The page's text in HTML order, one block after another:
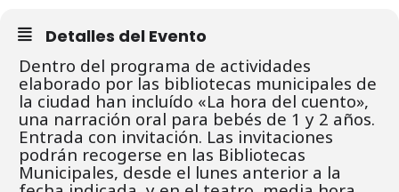
Detalles del Evento
Dentro del programa de actividades
elaborado por las bibliotecas municipales de
la ciudad han incluído «La hora del cuento»,
una narración oral para bebés de 1 y 2 años.
Entrada con invitación. Las invitaciones
podrán recogerse en las Bibliotecas
Municipales, desde el lunes anterior a la